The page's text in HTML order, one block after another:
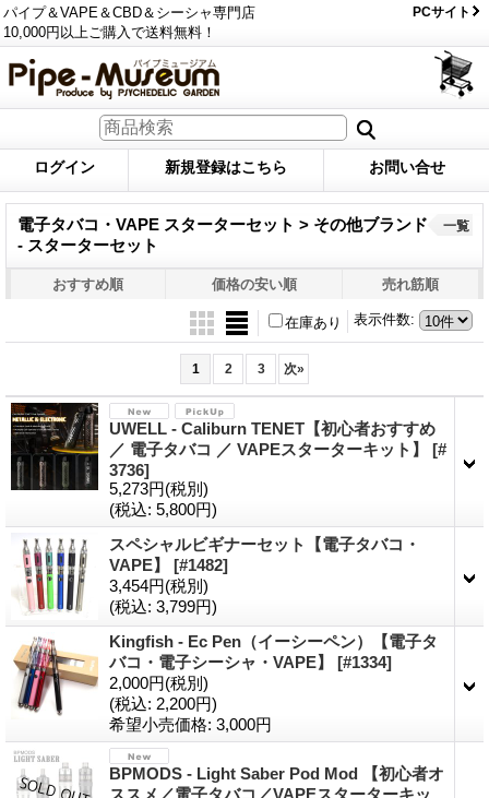
パイプ＆VAPE＆CBD＆シーシャ専門店
10,000円以上ご購入で送料無料！
PCサイト
ログイン 新規登録はこちら お問い合せ
電子タバコ・VAPE スターターセット > その他ブランド
- スターターセット
一覧
おすすめ順 価格の安い順 売れ筋順
表示件数:
在庫あり
1 2 3 次»
UWELL - Caliburn TENET【初心者おすすめ
／ 電子タバコ ／ VAPEスターターキット】 [#
3736]
5,273円(税別)
(税込: 5,800円)
スペシャルビギナーセット【電子タバコ・
VAPE】 [#1482]
3,454円(税別)
(税込: 3,799円)
Kingfish - Ec Pen（イーシーペン）【電子タ
バコ・電子シーシャ・VAPE】 [#1334]
2,000円(税別)
(税込: 2,200円)
希望小売価格: 3,000円
BPMODS - Light Saber Pod Mod 【初心者オ
ススメ／電子タバコ／VAPEスターターキッ